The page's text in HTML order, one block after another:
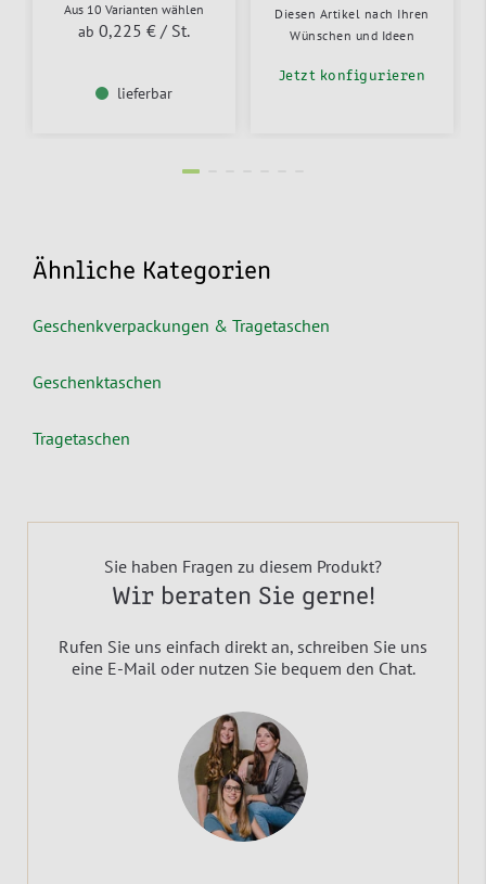
Aus 10 Varianten wählen
ab 0,225 € / St.
lieferbar
Diesen Artikel nach Ihren
Wünschen und Ideen
Jetzt konfigurieren
Ähnliche Kategorien
Geschenkverpackungen & Tragetaschen
Geschenktaschen
Tragetaschen
Sie haben Fragen zu diesem Produkt?
Wir beraten Sie gerne!
Rufen Sie uns einfach direkt an, schreiben Sie uns
eine E-Mail oder nutzen Sie bequem den Chat.